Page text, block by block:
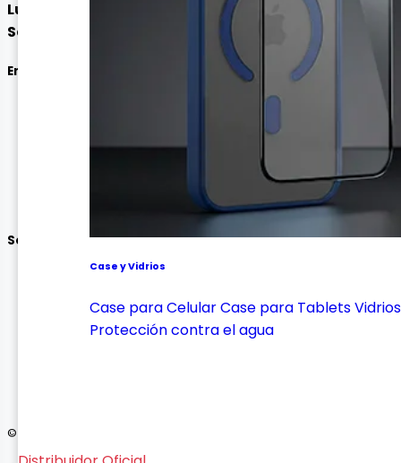
Case y Vidrios
Case para CelularCase para TabletsVidrios
Protección contra el agua
Lunes a Viernes:
9:00am - 5:30pm
Sábado:
Enlaces
Soporte
Términos y condiciones
Política y privacidad de datos personales
© 2026 Bogo - Todos los derechos reservados